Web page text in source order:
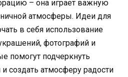
– она играет важную
атмосферы. Идеи для
в себя использование
фотографий и
помогут подчеркнуть
создать атмосферу радости